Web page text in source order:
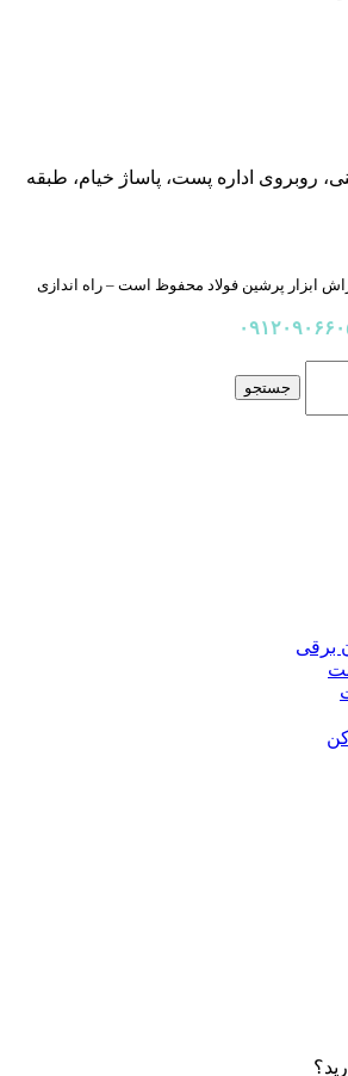
روبروی اداره پست، پاساژ خیام، طبقه
ابزار پرشین فولاد محفوظ است – راه اندازی
جستجو
برقی